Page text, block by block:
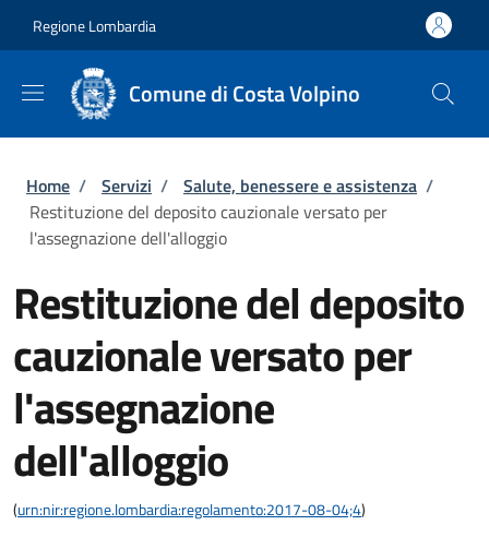
Regione Lombardia
Comune di Costa Volpino
Briciole di pane
Home / Servizi / Salute, benessere e assistenza /
Restituzione del deposito cauzionale versato per
l'assegnazione dell'alloggio
Restituzione del deposito
cauzionale versato per
l'assegnazione
dell'alloggio
(urn:nir:regione.lombardia:regolamento:2017-08-04;4)